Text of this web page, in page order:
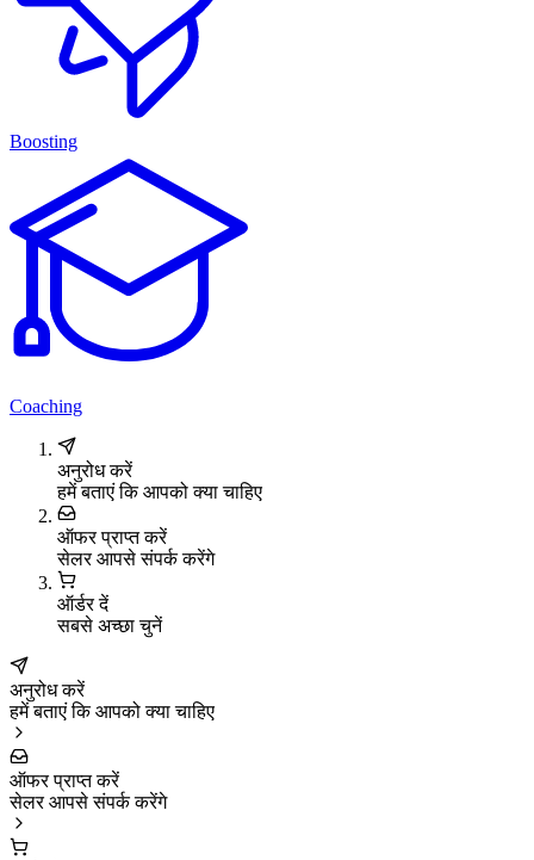
Boosting
Coaching
अनुरोध करें
हमें बताएं कि आपको क्या चाहिए
ऑफर प्राप्त करें
सेलर आपसे संपर्क करेंगे
ऑर्डर दें
सबसे अच्छा चुनें
अनुरोध करें
हमें बताएं कि आपको क्या चाहिए
ऑफर प्राप्त करें
सेलर आपसे संपर्क करेंगे